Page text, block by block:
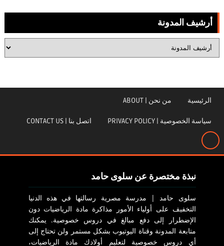
أرشيف المدونة
الرئيسية من نحن | ABOUT
سياسة الخصوصية | PRIVACY POLICY اتصل بنا | CONTACT US
نبذة مختصرة عن سلوى حامد
سلوى حامد | مدرسة مصرية رسالتها في هذه الدنيا
التخفيف على أولياء الأمور مذاكرة مادة الرياضيات دون
الإضطرار إلى دفع مبالغ في دروس خصوصية. يمكنك
متابعة المدونة وقناة اليوتيوب بشكل مستمر ولن تحتاج إلى
أي دروس خصوصية لتعليم أولادك مادة الرياضيات،